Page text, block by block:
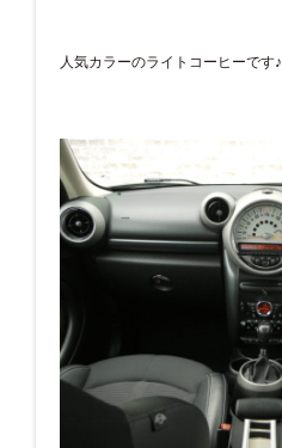
人気カラーのライトコーヒーです♪